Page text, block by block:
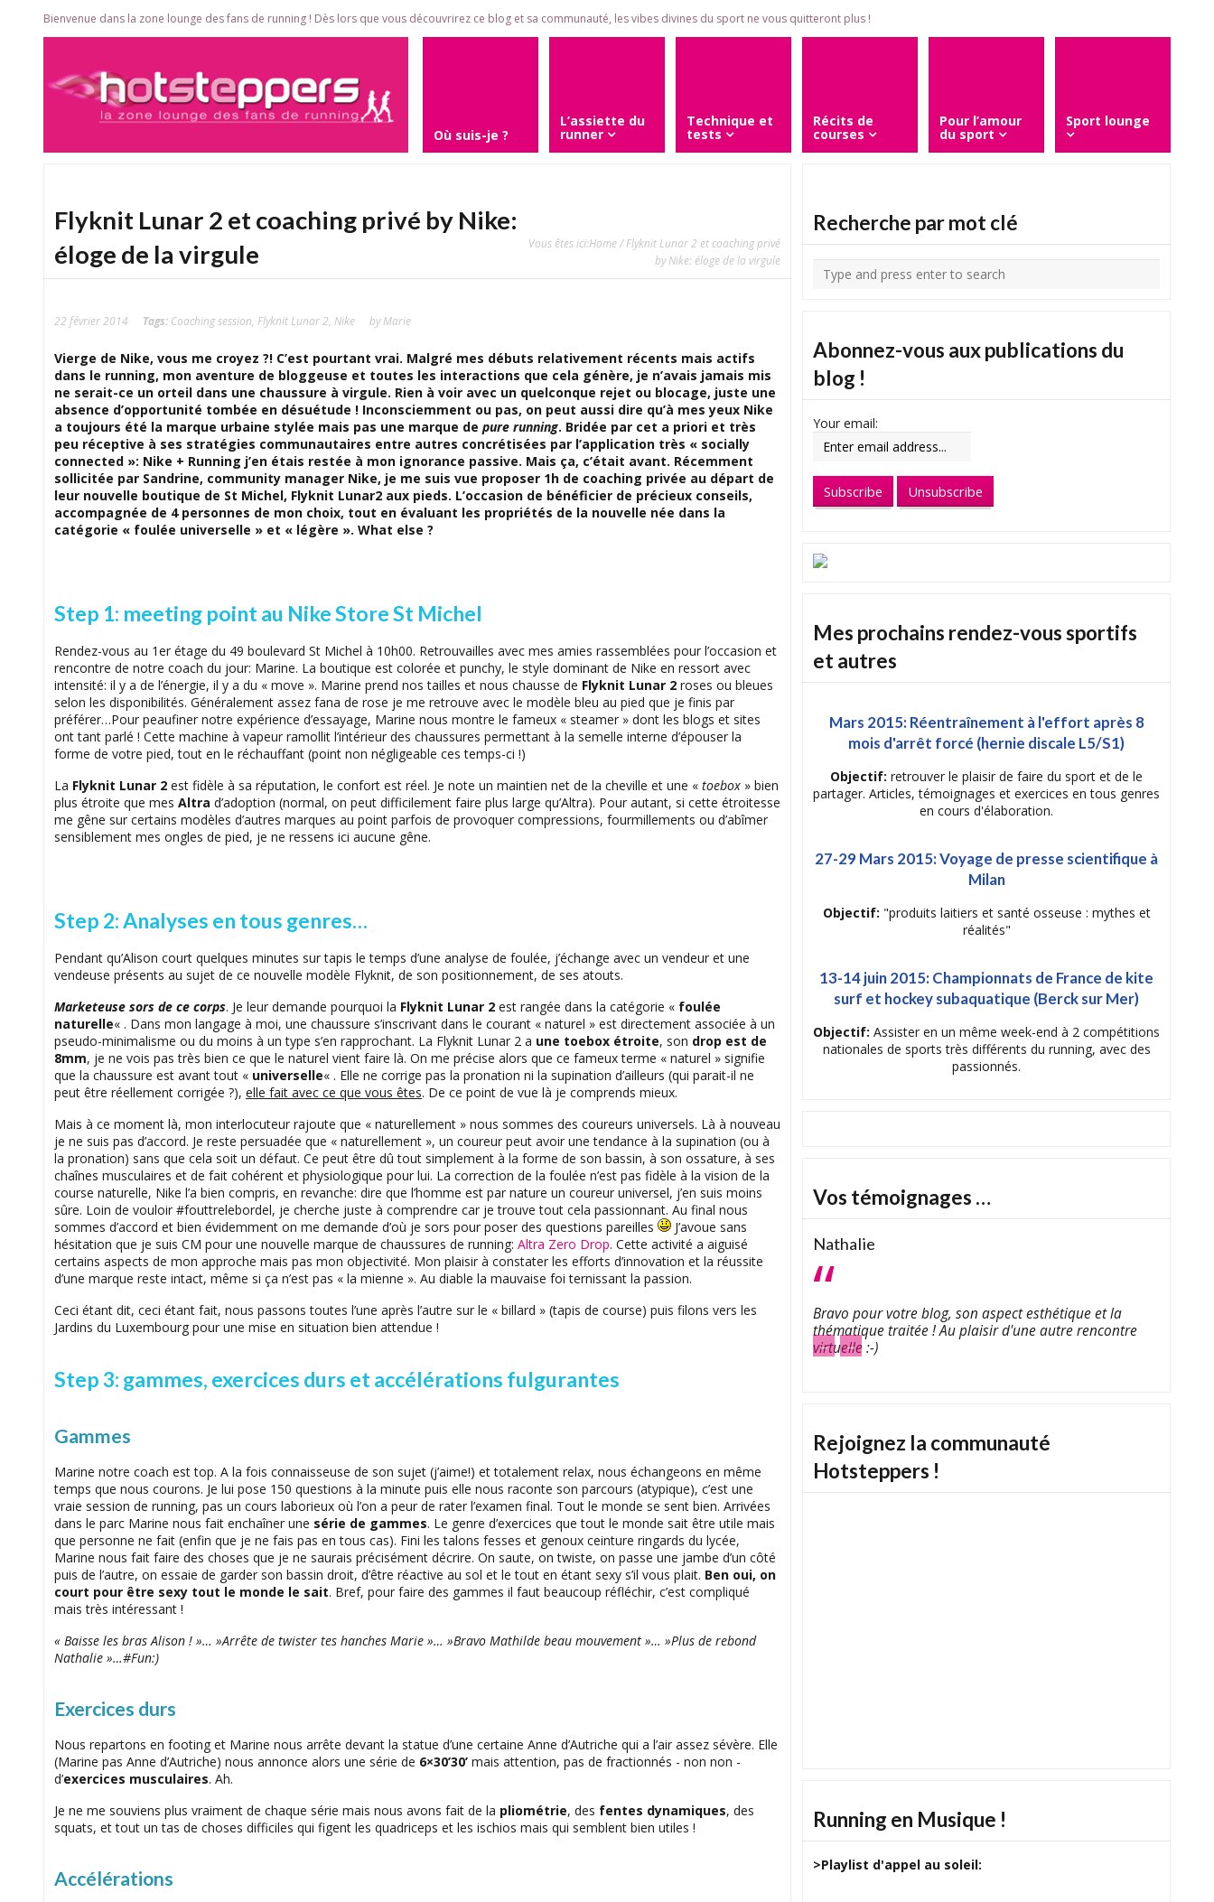
Bienvenue dans la zone lounge des fans de running ! Dès lors que vous découvrirez ce blog et sa communauté, les vibes divines du sport ne vous quitteront plus !
Où suis-je ?
L’assiette du
runner
Technique et
tests
Récits de
courses
Pour l’amour
du sport
Sport lounge
Flyknit Lunar 2 et coaching privé by Nike:
éloge de la virgule
Vous êtes ici:Home/ Flyknit Lunar 2 et coaching privé
by Nike: éloge de la virgule
22 février 2014 Tags: Coaching session Flyknit Lunar 2 Nike by Marie
Vierge de Nike, vous me croyez ?! C’est pourtant vrai. Malgré mes débuts relativement récents mais actifs
dans le running, mon aventure de bloggeuse et toutes les interactions que cela génère, je n’avais jamais mis
ne serait-ce un orteil dans une chaussure à virgule. Rien à voir avec un quelconque rejet ou blocage, juste une
absence d’opportunité tombée en désuétude ! Inconsciemment ou pas, on peut aussi dire qu’à mes yeux Nike
a toujours été la marque urbaine stylée mais pas une marque de pure running. Bridée par cet a priori et très
peu réceptive à ses stratégies communautaires entre autres concrétisées par l’application très « socially
connected »: Nike + Running j’en étais restée à mon ignorance passive. Mais ça, c’était avant. Récemment
sollicitée par Sandrine, community manager Nike, je me suis vue proposer 1h de coaching privée au départ de
leur nouvelle boutique de St Michel, Flyknit Lunar2 aux pieds. L’occasion de bénéficier de précieux conseils,
accompagnée de 4 personnes de mon choix, tout en évaluant les propriétés de la nouvelle née dans la
catégorie « foulée universelle » et « légère ». What else ?
Step 1: meeting point au Nike Store St Michel
Rendez-vous au 1er étage du 49 boulevard St Michel à 10h00. Retrouvailles avec mes amies rassemblées pour l’occasion et
rencontre de notre coach du jour: Marine. La boutique est colorée et punchy, le style dominant de Nike en ressort avec
intensité: il y a de l’énergie, il y a du « move ». Marine prend nos tailles et nous chausse de Flyknit Lunar 2 roses ou bleues
selon les disponibilités. Généralement assez fana de rose je me retrouve avec le modèle bleu au pied que je finis par
préférer…Pour peaufiner notre expérience d’essayage, Marine nous montre le fameux « steamer » dont les blogs et sites
ont tant parlé ! Cette machine à vapeur ramollit l’intérieur des chaussures permettant à la semelle interne d’épouser la
forme de votre pied, tout en le réchauffant (point non négligeable ces temps-ci !)
La Flyknit Lunar 2 est fidèle à sa réputation, le confort est réel. Je note un maintien net de la cheville et une « toebox » bien
plus étroite que mes Altra d’adoption (normal, on peut difficilement faire plus large qu’Altra). Pour autant, si cette étroitesse
me gêne sur certains modèles d’autres marques au point parfois de provoquer compressions, fourmillements ou d’abîmer
sensiblement mes ongles de pied, je ne ressens ici aucune gêne.
Step 2: Analyses en tous genres…
Pendant qu’Alison court quelques minutes sur tapis le temps d’une analyse de foulée, j’échange avec un vendeur et une
vendeuse présents au sujet de ce nouvelle modèle Flyknit, de son positionnement, de ses atouts.
Marketeuse sors de ce corps. Je leur demande pourquoi la Flyknit Lunar 2 est rangée dans la catégorie « foulée
naturelle« . Dans mon langage à moi, une chaussure s’inscrivant dans le courant « naturel » est directement associée à un
pseudo-minimalisme ou du moins à un type s’en rapprochant. La Flyknit Lunar 2 a une toebox étroite, son drop est de
8mm, je ne vois pas très bien ce que le naturel vient faire là. On me précise alors que ce fameux terme « naturel » signifie
que la chaussure est avant tout « universelle« . Elle ne corrige pas la pronation ni la supination d’ailleurs (qui parait-il ne
peut être réellement corrigée ?), elle fait avec ce que vous êtes. De ce point de vue là je comprends mieux.
Mais à ce moment là, mon interlocuteur rajoute que « naturellement » nous sommes des coureurs universels. Là à nouveau
je ne suis pas d’accord. Je reste persuadée que « naturellement », un coureur peut avoir une tendance à la supination (ou à
la pronation) sans que cela soit un défaut. Ce peut être dû tout simplement à la forme de son bassin, à son ossature, à ses
chaînes musculaires et de fait cohérent et physiologique pour lui. La correction de la foulée n’est pas fidèle à la vision de la
course naturelle, Nike l’a bien compris, en revanche: dire que l’homme est par nature un coureur universel, j’en suis moins
sûre. Loin de vouloir #fouttrelebordel, je cherche juste à comprendre car je trouve tout cela passionnant. Au final nous
sommes d’accord et bien évidemment on me demande d’où je sors pour poser des questions pareilles
J’avoue sans
hésitation que je suis CM pour une nouvelle marque de chaussures de running: Altra Zero Drop. Cette activité a aiguisé
certains aspects de mon approche mais pas mon objectivité. Mon plaisir à constater les efforts d’innovation et la réussite
d’une marque reste intact, même si ça n’est pas « la mienne ». Au diable la mauvaise foi ternissant la passion.
Ceci étant dit, ceci étant fait, nous passons toutes l’une après l’autre sur le « billard » (tapis de course) puis filons vers les
Jardins du Luxembourg pour une mise en situation bien attendue !
Step 3: gammes, exercices durs et accélérations fulgurantes
Gammes
Marine notre coach est top. A la fois connaisseuse de son sujet (j’aime!) et totalement relax, nous échangeons en même
temps que nous courons. Je lui pose 150 questions à la minute puis elle nous raconte son parcours (atypique), c’est une
vraie session de running, pas un cours laborieux où l’on a peur de rater l’examen final. Tout le monde se sent bien. Arrivées
dans le parc Marine nous fait enchaîner une série de gammes. Le genre d’exercices que tout le monde sait être utile mais
que personne ne fait (enfin que je ne fais pas en tous cas). Fini les talons fesses et genoux ceinture ringards du lycée,
Marine nous fait faire des choses que je ne saurais précisément décrire. On saute, on twiste, on passe une jambe d’un côté
puis de l’autre, on essaie de garder son bassin droit, d’être réactive au sol et le tout en étant sexy s’il vous plait. Ben oui, on
court pour être sexy tout le monde le sait. Bref, pour faire des gammes il faut beaucoup réfléchir, c’est compliqué
mais très intéressant !
« Baisse les bras Alison ! »… »Arrête de twister tes hanches Marie »… »Bravo Mathilde beau mouvement »… »Plus de rebond
Nathalie »…#Fun:)
Exercices durs
Nous repartons en footing et Marine nous arrête devant la statue d’une certaine Anne d’Autriche qui a l’air assez sévère. Elle
(Marine pas Anne d’Autriche) nous annonce alors une série de 6×30’30’ mais attention, pas de fractionnés - non non -
d’exercices musculaires. Ah.
Je ne me souviens plus vraiment de chaque série mais nous avons fait de la pliométrie, des fentes dynamiques, des
squats, et tout un tas de choses difficiles qui figent les quadriceps et les ischios mais qui semblent bien utiles !
Accélérations
Recherche par mot clé
Abonnez-vous aux publications du
blog !
Your email:
Mes prochains rendez-vous sportifs
et autres
Mars 2015: Réentraînement à l'effort après 8
mois d'arrêt forcé (hernie discale L5/S1)
Objectif: retrouver le plaisir de faire du sport et de le
partager. Articles, témoignages et exercices en tous genres
en cours d'élaboration.
27-29 Mars 2015: Voyage de presse scientifique à
Milan
Objectif: "produits laitiers et santé osseuse : mythes et
réalités"
13-14 juin 2015: Championnats de France de kite
surf et hockey subaquatique (Berck sur Mer)
Objectif: Assister en un même week-end à 2 compétitions
nationales de sports très différents du running, avec des
passionnés.
Vos témoignages …
Nathalie
Bravo pour votre blog, son aspect esthétique et la
thématique traitée ! Au plaisir d'une autre rencontre
virtuelle :-)
← →
Rejoignez la communauté
Hotsteppers !
Running en Musique !
>Playlist d'appel au soleil: